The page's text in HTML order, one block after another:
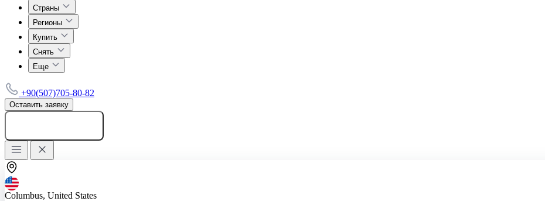
Страны
Регионы
Купить
Снять
Еще
+90(507)705-80-82
Оставить заявку
Columbus, United States